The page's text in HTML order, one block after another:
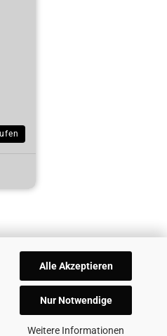
Alle Akzeptieren
Nur Notwendige
Weitere Informationen